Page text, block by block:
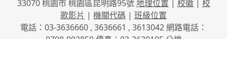
33070 桃園市 桃園區昆明路95號地理位置 | 校徽| 校
歌影片 | 機關代碼 | 班級位置
電話：03-3636660 , 3636661 , 3613042 網路電話：
0708-902850 傳真：03-3630105 分機